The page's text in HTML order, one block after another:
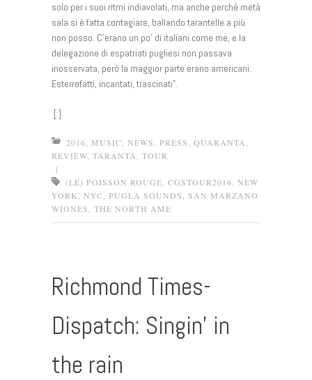
solo per i suoi ritmi indiavolati, ma anche perché metà
sala si è fatta contagiare, ballando tarantelle a più
non posso. C’erano un po’ di italiani come me, e la
delegazione di espatriati pugliesi non passava
inosservata, però la maggior parte erano americani.
Esterrefatti, incantati, trascinati”.
[:]
2016 MUSIC NEWS PRESS QUARANTA
REVIEW TARANTA
TOUR
|
(LE) POISSON ROUGE CGSTOUR2016 NEW
YORK
NYC PUGLA SOUNDS
SAN MARZANO
WIONES
THE NORTH AME
Richmond Times-
Dispatch: Singin’ in
the rain